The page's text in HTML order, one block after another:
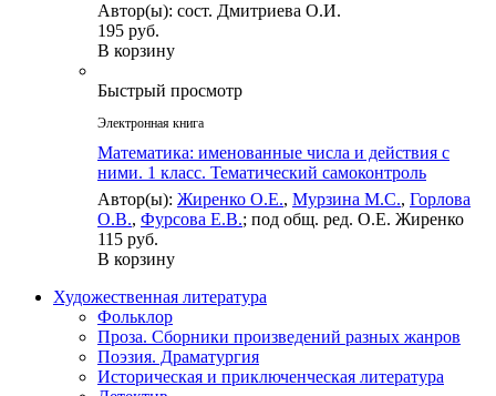
Автор(ы): сост. Дмитриева О.И.
195 руб.
В корзину
Быстрый просмотр
Электронная книга
Математика: именованные числа и действия с
ними. 1 класс. Тематический самоконтроль
Автор(ы): Жиренко О.Е., Мурзина М.С., Горлова
О.В., Фурсова Е.В.; под общ. ред. О.Е. Жиренко
115 руб.
В корзину
Художественная литература
Фольклор
Проза. Сборники произведений разных жанров
Поэзия. Драматургия
Историческая и приключенческая литература